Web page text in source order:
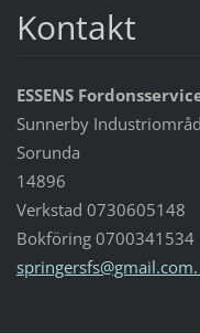
Kontakt
ESSENS
Sunnerby
Sorunda
14896
Verkstad 0730605148
Bokföring 0700341534